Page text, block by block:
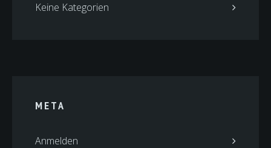
Keine Kategorien
META
Anmelden